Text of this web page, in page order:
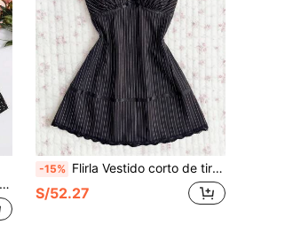
-15% Flirla Vestido corto de tirantes para mujer talla grande estilo europeo y americano, sexy, picante y dulce, con encaje, rayas y patchwork
S/52.27